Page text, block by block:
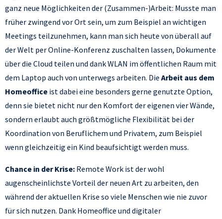
ganz neue Möglichkeiten der (Zusammen-)Arbeit: Musste man
früher zwingend vor Ort sein, um zum Beispiel an wichtigen
Meetings teilzunehmen, kann man sich heute von überall auf
der Welt per Online-Konferenz zuschalten lassen, Dokumente
über die Cloud teilen und dank WLAN im öffentlichen Raum mit
dem Laptop auch von unterwegs arbeiten. Die Arbeit aus dem
Homeoffice ist dabei eine besonders gerne genutzte Option,
denn sie bietet nicht nur den Komfort der eigenen vier Wände,
sondern erlaubt auch größtmögliche Flexibilität bei der
Koordination von Beruflichem und Privatem, zum Beispiel
wenn gleichzeitig ein Kind beaufsichtigt werden muss.
Chance in der Krise: Remote Work ist der wohl
augenscheinlichste Vorteil der neuen Art zu arbeiten, den
während der aktuellen Krise so viele Menschen wie nie zuvor
für sich nutzen. Dank Homeoffice und digitaler